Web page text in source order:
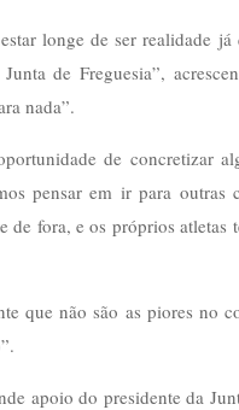
longe de ser realidade
de Freguesia”,
nada”.
de concretizar
pensar em ir para outras
de fora, e os próprios atletas
que não são as piores no
apoio do presidente da